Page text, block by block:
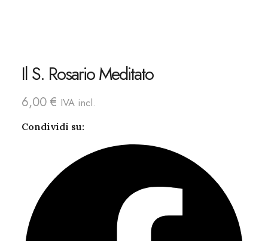
Il S. Rosario Meditato
6,00 € IVA incl.
Condividi su: